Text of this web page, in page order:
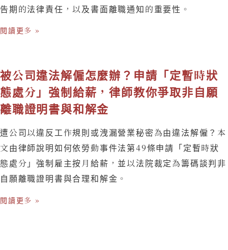
告期的法律責任，以及書面離職通知的重要性。
閱讀更多 »
被公司違法解僱怎麼辦？申請「定暫時狀
態處分」強制給薪，律師教你爭取非自願
離職證明書與和解金
遭公司以違反工作規則或洩漏營業秘密為由違法解僱？本
文由律師說明如何依勞動事件法第49條申請「定暫時狀
態處分」強制雇主按月給薪，並以法院裁定為籌碼談判非
自願離職證明書與合理和解金。
閱讀更多 »